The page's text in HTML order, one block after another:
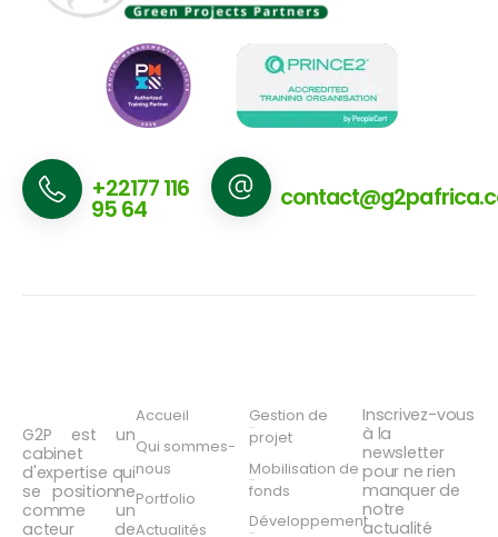
+22177 116
95 64
G2P est un
cabinet
d'expertise qui
se positionne
comme un
acteur de
Accueil
Qui sommes-
nous
Portfolio
Actualités
Gestion de
projet
Mobilisation de
fonds
Développement
Inscrivez-vous
à la
newsletter
pour ne rien
manquer de
notre
actualité